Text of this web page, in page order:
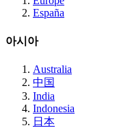
España
아시아
Australia
中国
India
Indonesia
日本